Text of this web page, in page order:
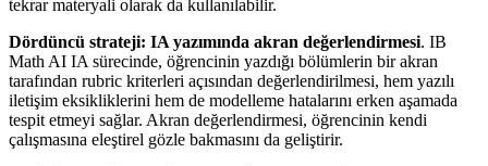
tekrar materyali olarak da kullanılabilir.
Dördüncü strateji: IA yazımında akran değerlendirmesi. IB
Math AI IA sürecinde, öğrencinin yazdığı bölümlerin bir akran
tarafından rubric kriterleri açısından değerlendirilmesi, hem yazılı
iletişim eksikliklerini hem de modelleme hatalarını erken aşamada
tespit etmeyi sağlar. Akran değerlendirmesi, öğrencinin kendi
çalışmasına eleştirel gözle bakmasını da geliştirir.